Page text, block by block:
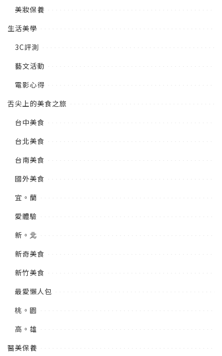
美妝保養
生活美學
3C評測
藝文活動
電影心得
舌尖上的美食之旅
台中美食
台北美食
台南美食
國外美食
宜。蘭
愛體驗
新。北
新奇美食
新竹美食
最愛懶人包
桃。園
高。雄
醫美保養